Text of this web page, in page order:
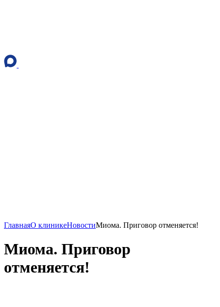
ГлавнаяО клиникеНовостиМиома. Приговор отменяется!
Миома. Приговор
отменяется!